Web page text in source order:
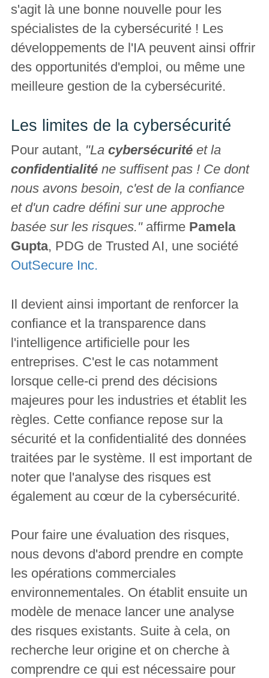
s'agit là une bonne nouvelle pour les
spécialistes de la cybersécurité ! Les
développements de l'IA peuvent ainsi offrir
des opportunités d'emploi, ou même une
meilleure gestion de la cybersécurité.
Les limites de la cybersécurité
Pour autant, "La cybersécuritéet la
confidentialiténe suffisent pas ! Ce dont
nous avons besoin, c'est de la confiance
et d'un cadre défini sur une approche
basée sur les risques."affirme Pamela
Gupta, PDG de Trusted AI, une société
OutSecure Inc.
Il devient ainsi important de renforcer la
confiance et la transparence dans
l'intelligence artificielle pour les
entreprises. C'est le cas notamment
lorsque celle-ci prend des décisions
majeures pour les industries et établit les
règles. Cette confiance repose sur la
sécurité et la confidentialité des données
traitées par le système. Il est important de
noter que l'analyse des risques est
également au cœur de la cybersécurité.
Pour faire une évaluation des risques,
nous devons d'abord prendre en compte
les opérations commerciales
environnementales. On établit ensuite un
modèle de menace lancer une analyse
des risques existants. Suite à cela, on
recherche leur origine et on cherche à
comprendre ce qui est nécessaire pour